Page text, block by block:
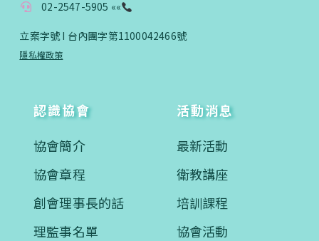
02-2547-5905 ««
立案字號 I 台內團字第1100042466號
隱私權政策
認識協會
協會簡介
協會章程
創會理事長的話
理監事名單
活動消息
最新活動
衛教講座
培訓課程
協會活動